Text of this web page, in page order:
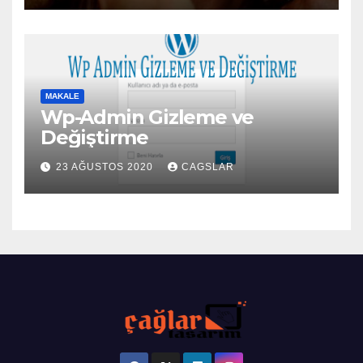
MAKALE
Wp-Admin Gizleme ve
Değiştirme
23 AĞUSTOS 2020 CAGSLAR